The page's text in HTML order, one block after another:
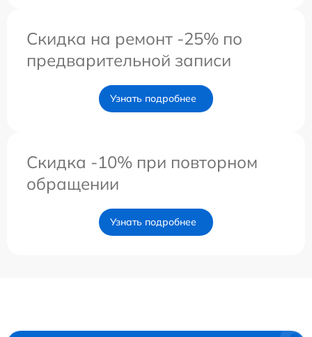
Скидка на ремонт -25% по
предварительной записи
Узнать подробнее
Скидка -10% при повторном
обращении
Узнать подробнее